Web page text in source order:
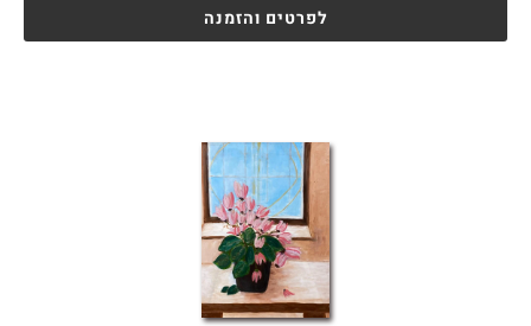
לפרטים והזמנה